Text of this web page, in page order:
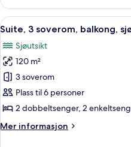
–
standard
(Inland
no
balcony)
Åpne
alle
bildene
av
Suite,
3
soverom,
sjøutsikt
14
Suite, 3 soverom, balkong,
Sjøutsikt
120 m²
3 soverom
Plass til 6 personer
2 dobbeltsenger, 2
Mer informasjon
Mer